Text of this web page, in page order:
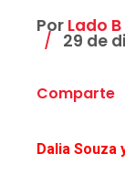
Por Lado B
29 de
Comparte
Dalia Souza